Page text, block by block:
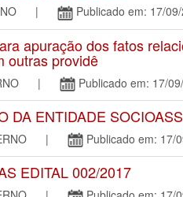
| Publicado em: 17/
apuração dos fatos
outras providê
| Publicado em: 17/
DA ENTIDADE
| Publicado em: 17/
EDITAL 002/2017